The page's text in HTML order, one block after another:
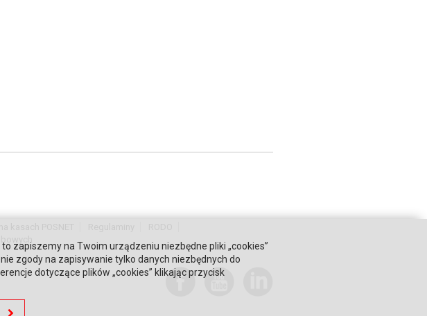
zapiszemy na Twoim urządzeniu niezbędne pliki „cookies”
zgody na zapisywanie tylko danych niezbędnych do
dotyczące plików „cookies” klikając przycisk